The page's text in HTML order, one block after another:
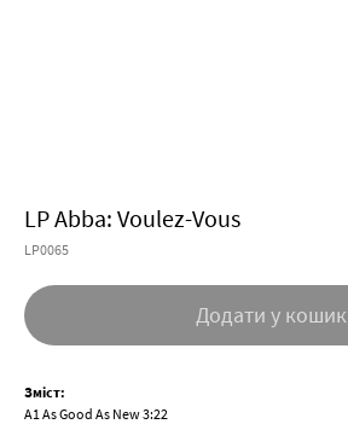
LP Abba: Voulez-Vous
LP0065
Додати у кошик
Зміст:
A1 As Good As New 3:22